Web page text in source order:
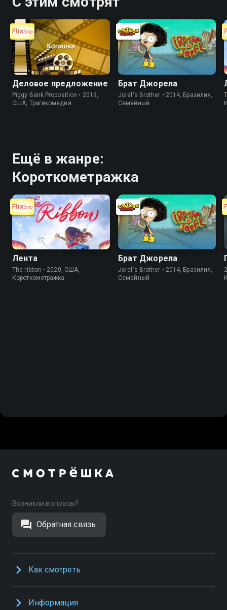
Деловое предложение
Piggy Bank Proposition • 2019,
США, Трагикомедия
Брат Джорела
Jorel's Brother • 2014, Бразилия,
Cемейный
Ещё в жанре:
Короткометражка
Лента
The ribbon • 2020, США,
Короткометражка
Брат Джорела
Jorel's Brother • 2014, Бразилия,
Cемейный
Возникли вопросы?
Обратная связь
Как смотреть
Информация